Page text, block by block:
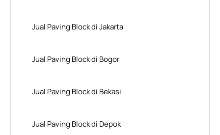
Jual Paving Block di Jakarta
Jual Paving Block di Bogor
Jual Paving Block di Bekasi
Jual Paving Block di Depok